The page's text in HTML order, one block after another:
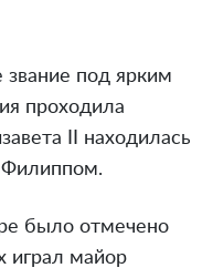
под ярким
проходила
II находилась
Филиппом.
было отмечено
играл майор